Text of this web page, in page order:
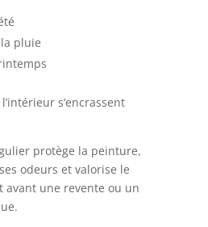
pluie
s’encrassent
protège la peinture,
odeurs et valorise le
avant une revente ou un